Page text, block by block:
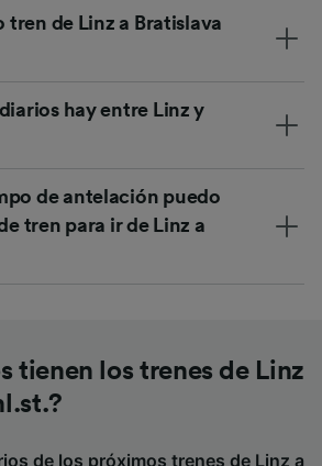
tren de Linz a Bratislava
hay entre Linz y
de antelación puedo
tren para ir de Linz a
tienen los trenes de Linz
de los próximos trenes de Linz a